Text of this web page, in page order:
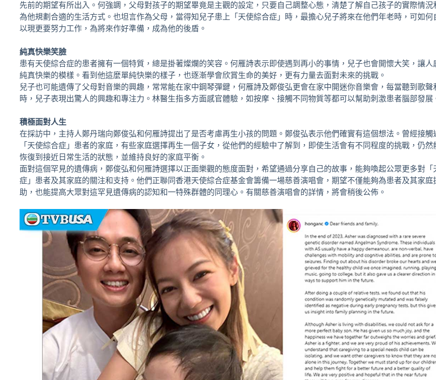
先前的期望有所出入。何強調，父母對孩子的期望畢竟是主觀的設定，只要自己調整心態，清楚了解自己孩子的實際情況
為他規劃合適的生活方式。也坦言作為父母，當得知兒子患上「天使綜合症」時，最擔心兒子將來在他們年老時，可如何
以現更要努力工作，為將來作好準備，成為他的後盾。
純真快樂笑臉
患有天使綜合症的患者擁有一個特質，總是掛著燦爛的笑容。何雁詩表示即使遇到再小的事情，兒子也會開懷大笑，讓人
純真快樂的模樣。看到他這麼單純快樂的樣子，也逐漸學會欣賞生命的美好，更有力量去面對未來的挑戰。
兒子也可能遺傳了父母對音樂的興趣，常常能在家中鋼琴彈鍵，何雁詩及鄭俊弘更會在家中開迷你音樂會，每當聽到歌聲
時，兒子表現出驚人的興趣和專注力。林醫生指多方面感官體驗，如按摩、接觸不同物質等都可以幫助刺激患者腦部發展
積極面對人生
在採訪中，主持人鄭丹瑞向鄭俊弘和何雁詩提出了是否考慮再生小孩的問題。鄭俊弘表示他們確實有這個想法。曾經接觸
「天使綜合症」患者的家庭，有些家庭選擇再生一個子女，從他們的經驗中了解到，即使生活會有不同程度的挑戰，仍然
恢復到接近日常生活的狀態，並維持良好的家庭平衡。
面對這個罕見的遺傳病，鄭俊弘和何雁詩選擇以正面樂觀的態度面對，希望通過分享自己的故事，能夠喚起公眾更多對「
症」患者及其家庭的關注和支持。他們正聯同香港天使綜合症基金會籌備一場慈善演唱會，期望不僅能夠為患者及其家庭
助，也能提高大眾對這罕見遺傳病的認知和一特殊群體的同理心。有關慈善演唱會的詳情，將會稍後公佈。